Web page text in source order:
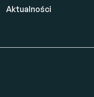
Aktualności